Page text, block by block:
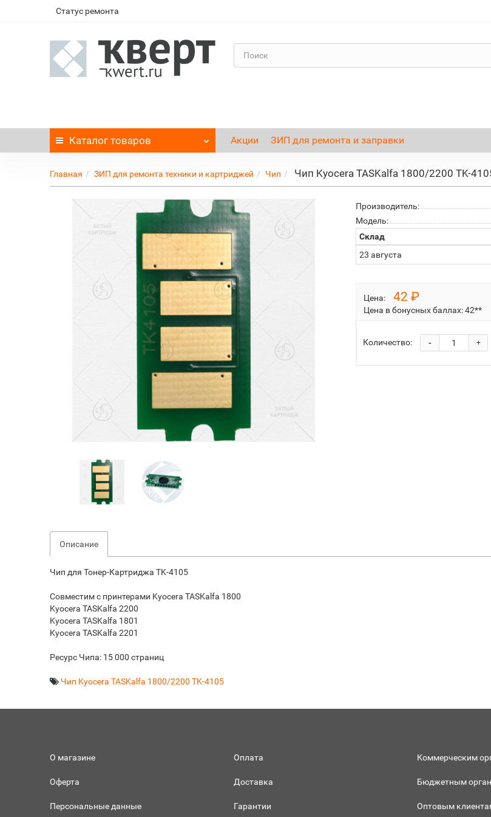
Статус ремонта
Каталог товаров Акции ЗИП для ремонта и заправки
Главная ЗИП для ремонта техники и картриджей Чип Чип Kyocera TASKalfa 1800/2200 TK-
Производитель:
Модель:
Склад
23 августа
Цена: 42 ₽
Цена в бонусных баллах:42**
Количество: +
-
Описание
Чип для Тонер-Картриджа TK-4105
Совместим с принтерами Kyocera TASKalfa 1800
Kyocera TASKalfa 2200
Kyocera TASKalfa 1801
Kyocera TASKalfa 2201
Ресурс Чипа: 15 000 страниц
Чип Kyocera TASKalfa 1800/2200 TK-4105
О магазине
Оферта
Персональные данные
Оплата
Доставка
Гарантии
Коммерческим
Бюджетным
Оптовым